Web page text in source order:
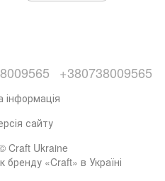
+380738009565
інформація
сайту
Craft Ukraine
бренду «Craft» в Україні